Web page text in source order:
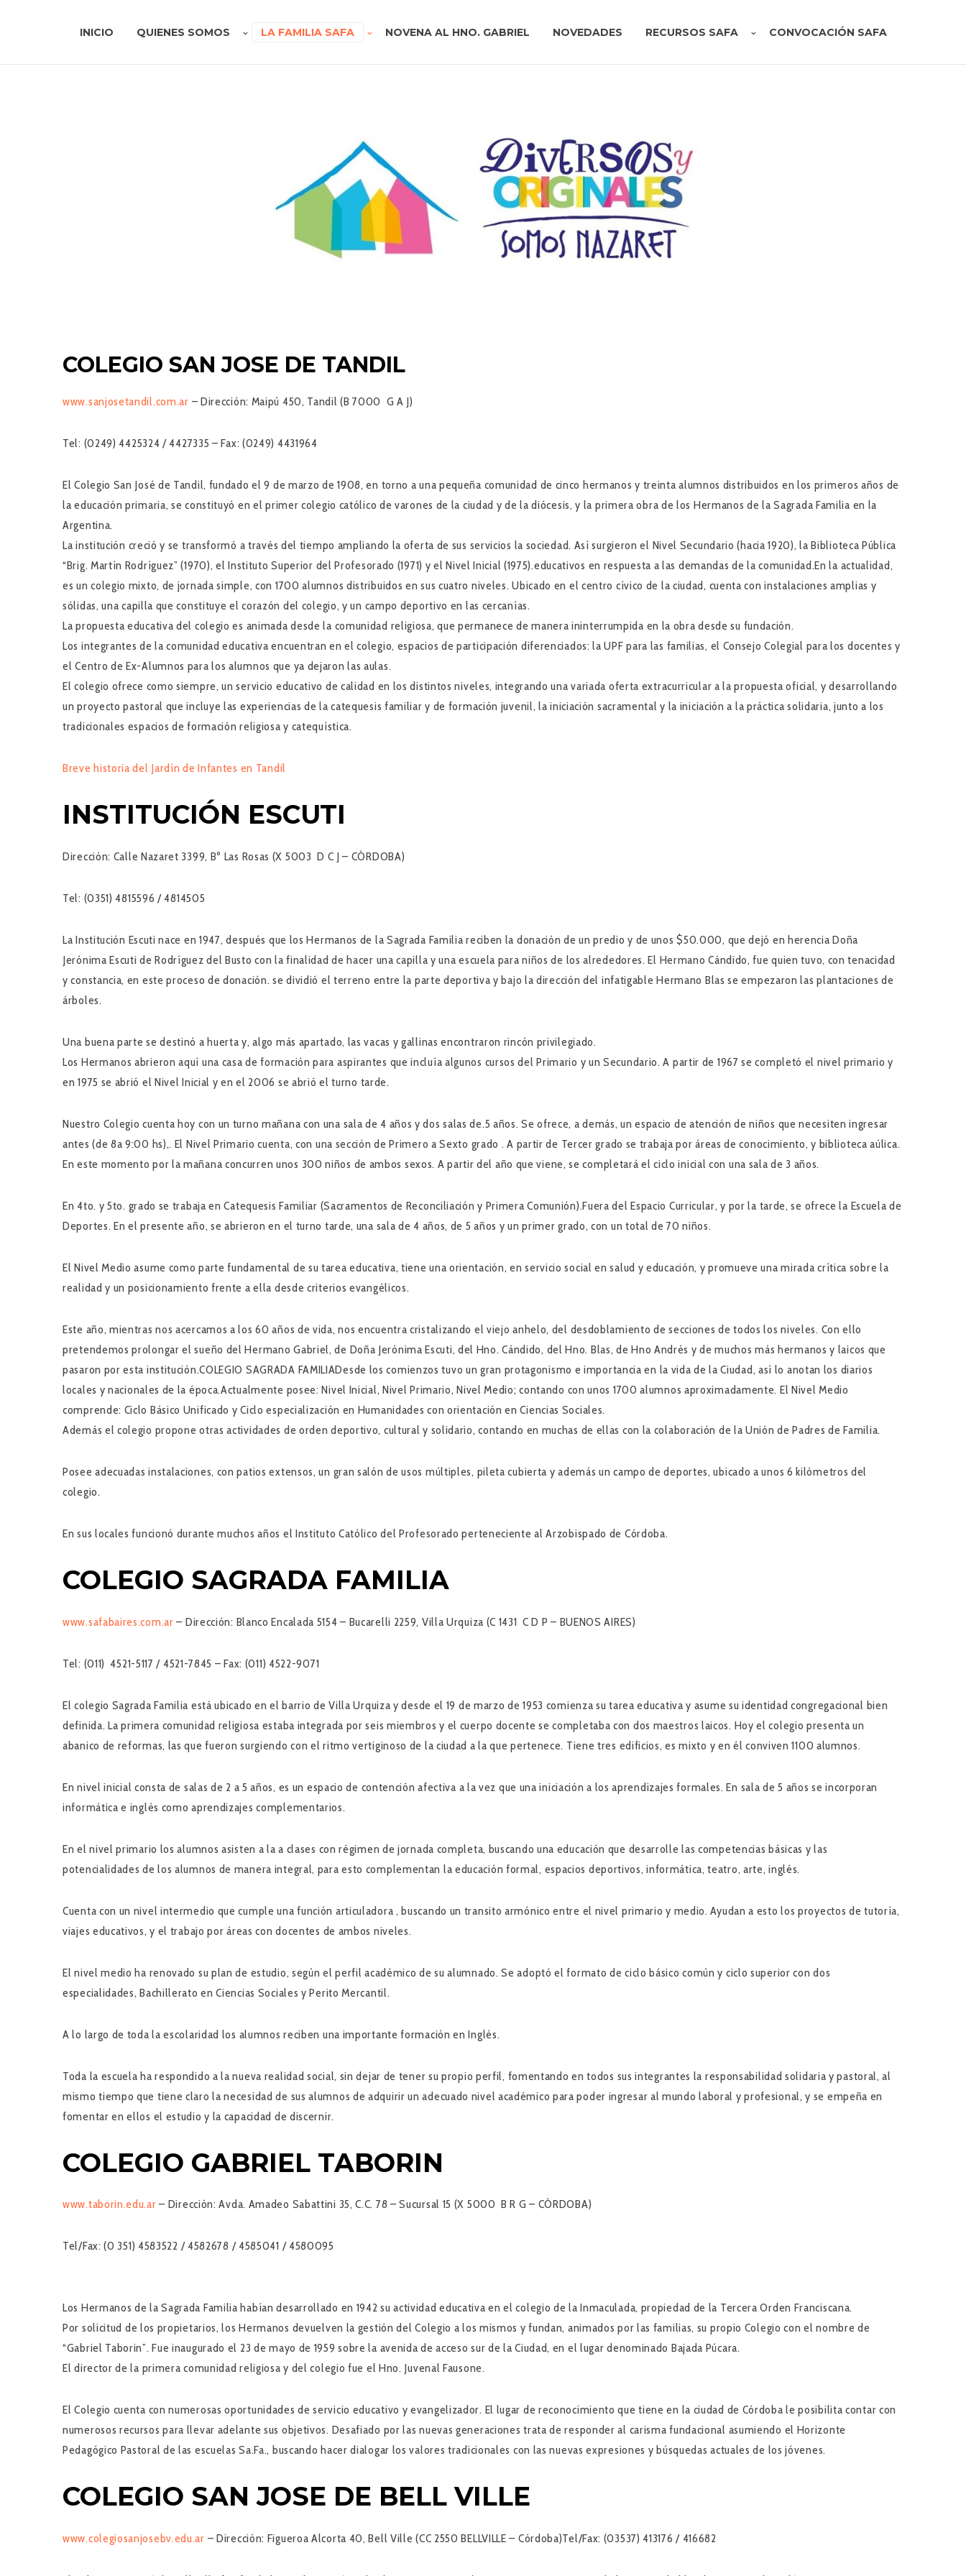
INICIO QUIENES SOMOS LA FAMILIA SAFA NOVENA AL HNO. GABRIEL NOVEDADES RECURSOS SAFA CONVOCACIÓN SAFA
COLEGIO SAN JOSE DE TANDIL
www.sanjosetandil.com.ar – Dirección: Maipú 450, Tandil (B 7000 G A J)
Tel: (0249) 4425324 / 4427335 –Fax: (0249) 4431964
El Colegio San José de Tandil, fundado el 9 de marzo de 1908, en torno a una pequeña comunidad de cinco hermanos y treinta alumnos distribuidos en los primeros años de
la educación primaria, se constituyó en el primer colegio católico de varones de la ciudad y de la diócesis, y la primera obra de los Hermanos de la Sagrada Familia en la
Argentina.
La institución creció y se transformó a través del tiempo ampliando la oferta de sus servicios la sociedad. Así surgieron el Nivel Secundario (hacia 1920), la Biblioteca Pública
“Brig. Martín Rodríguez” (1970), el Instituto Superior del Profesorado (1971) y el Nivel Inicial (1975).educativos en respuesta a las demandas de la comunidad.En la actualidad,
es un colegio mixto, de jornada simple, con 1700 alumnos distribuidos en sus cuatro niveles. Ubicado en el centro cívico de la ciudad, cuenta con instalaciones amplias y
sólidas, una capilla que constituye el corazón del colegio, y un campo deportivo en las cercanías.
La propuesta educativa del colegio es animada desde la comunidad religiosa, que permanece de manera ininterrumpida en la obra desde su fundación.
Los integrantes de la comunidad educativa encuentran en el colegio, espacios de participación diferenciados: la UPF para las familias, el Consejo Colegial para los docentes y
el Centro de Ex-Alumnos para los alumnos que ya dejaron las aulas.
El colegio ofrece como siempre, un servicio educativo de calidad en los distintos niveles, integrando una variada oferta extracurricular a la propuesta oficial, y desarrollando
un proyecto pastoral que incluye las experiencias de la catequesis familiar y de formación juvenil, la iniciación sacramental y la iniciación a la práctica solidaria, junto a los
tradicionales espacios de formación religiosa y catequística.
Breve historia del Jardín de Infantes en Tandil
INSTITUCIÓN ESCUTI
Dirección: Calle Nazaret 3399, Bº Las Rosas (X 5003 D C J – CÓRDOBA)
Tel: (0351) 4815596 / 4814505
La Institución Escuti nace en 1947, después que los Hermanos de la Sagrada Familia reciben la donación de un predio y de unos $50.000, que dejó en herencia Doña
Jerónima Escuti de Rodríguez del Busto con la finalidad de hacer una capilla y una escuela para niños de los alrededores. El Hermano Cándido, fue quien tuvo, con tenacidad
y constancia, en este proceso de donación. se dividió el terreno entre la parte deportiva y bajo la dirección del infatigable Hermano Blas se empezaron las plantaciones de
árboles.
Una buena parte se destinó a huerta y, algo más apartado, las vacas y gallinas encontraron rincón privilegiado.
Los Hermanos abrieron aquí una casa de formación para aspirantes que incluía algunos cursos del Primario y un Secundario. A partir de 1967 se completó el nivel primario y
en 1975 se abrió el Nivel Inicial y en el 2006 se abrió el turno tarde.
Nuestro Colegio cuenta hoy con un turno mañana con una sala de 4 años y dos salas de.5 años. Se ofrece, a demás, un espacio de atención de niños que necesiten ingresar
antes (de 8a 9:00 hs),. El Nivel Primario cuenta, con una sección de Primero a Sexto grado . A partir de Tercer grado se trabaja por áreas de conocimiento, y biblioteca aúlica.
En este momento por la mañana concurren unos 300 niños de ambos sexos. A partir del año que viene, se completará el ciclo inicial con una sala de 3 años.
En 4to. y 5to. grado se trabaja en Catequesis Familiar (Sacramentos de Reconciliación y Primera Comunión).Fuera del Espacio Curricular, y por la tarde, se ofrece la Escuela de
Deportes. En el presente año, se abrieron en el turno tarde, una sala de 4 años, de 5 años y un primer grado, con un total de 70 niños.
El Nivel Medio asume como parte fundamental de su tarea educativa, tiene una orientación, en servicio social en salud y educación, y promueve una mirada crítica sobre la
realidad y un posicionamiento frente a ella desde criterios evangélicos.
Este año, mientras nos acercamos a los 60 años de vida, nos encuentra cristalizando el viejo anhelo, del desdoblamiento de secciones de todos los niveles. Con ello
pretendemos prolongar el sueño del Hermano Gabriel, de Doña Jerónima Escuti, del Hno. Cándido, del Hno. Blas, de Hno Andrés y de muchos más hermanos y laicos que
pasaron por esta institución.COLEGIO SAGRADA FAMILIADesde los comienzos tuvo un gran protagonismo e importancia en la vida de la Ciudad, así lo anotan los diarios
locales y nacionales de la época.Actualmente posee: Nivel Inicial, Nivel Primario, Nivel Medio; contando con unos 1700 alumnos aproximadamente. El Nivel Medio
comprende: Ciclo Básico Unificado y Ciclo especialización en Humanidades con orientación en Ciencias Sociales.
Además el colegio propone otras actividades de orden deportivo, cultural y solidario, contando en muchas de ellas con la colaboración de la Unión de Padres de Familia.
Posee adecuadas instalaciones, con patios extensos, un gran salón de usos múltiples, pileta cubierta y además un campo de deportes, ubicado a unos 6 kilómetros del
colegio.
En sus locales funcionó durante muchos años el Instituto Católico del Profesorado perteneciente al Arzobispado de Córdoba.
COLEGIO SAGRADA FAMILIA
www.safabaires.com.ar – Dirección: Blanco Encalada 5154 – Bucarelli 2259, Villa Urquiza (C 1431 C D P – BUENOS AIRES)
Tel: (011) 4521-5117 / 4521-7845 –Fax: (011) 4522-9071
El colegio Sagrada Familia está ubicado en el barrio de Villa Urquiza y desde el 19 de marzo de 1953 comienza su tarea educativa y asume su identidad congregacional bien
definida. La primera comunidad religiosa estaba integrada por seis miembros y el cuerpo docente se completaba con dos maestros laicos. Hoy el colegio presenta un
abanico de reformas, las que fueron surgiendo con el ritmo vertiginoso de la ciudad a la que pertenece. Tiene tres edificios, es mixto y en él conviven 1100 alumnos.
En nivel inicial consta de salas de 2 a 5 años, es un espacio de contención afectiva a la vez que una iniciación a los aprendizajes formales. En sala de 5 años se incorporan
informática e inglés como aprendizajes complementarios.
En el nivel primario los alumnos asisten a la a clases con régimen de jornada completa, buscando una educación que desarrolle las competencias básicas y las
potencialidades de los alumnos de manera integral, para esto complementan la educación formal, espacios deportivos, informática, teatro, arte, inglés.
Cuenta con un nivel intermedio que cumple una función articuladora , buscando un transito armónico entre el nivel primario y medio. Ayudan a esto los proyectos de tutoría,
viajes educativos, y el trabajo por áreas con docentes de ambos niveles.
El nivel medio ha renovado su plan de estudio, según el perfil académico de su alumnado. Se adoptó el formato de ciclo básico común y ciclo superior con dos
especialidades, Bachillerato en Ciencias Sociales y Perito Mercantil.
A lo largo de toda la escolaridad los alumnos reciben una importante formación en Inglés.
Toda la escuela ha respondido a la nueva realidad social, sin dejar de tener su propio perfil, fomentando en todos sus integrantes la responsabilidad solidaria y pastoral, al
mismo tiempo que tiene claro la necesidad de sus alumnos de adquirir un adecuado nivel académico para poder ingresar al mundo laboral y profesional, y se empeña en
fomentar en ellos el estudio y la capacidad de discernir.
COLEGIO GABRIEL TABORIN
www.taborin.edu.ar – Dirección: Avda. Amadeo Sabattini 35, C.C. 78 – Sucursal 15 (X 5000 B R G – CÓRDOBA)
Tel/Fax: (0 351) 4583522 / 4582678 / 4585041 / 4580095
Los Hermanos de la Sagrada Familia habían desarrollado en 1942 su actividad educativa en el colegio de la Inmaculada, propiedad de la Tercera Orden Franciscana.
Por solicitud de los propietarios, los Hermanos devuelven la gestión del Colegio a los mismos y fundan, animados por las familias, su propio Colegio con el nombre de
“Gabriel Taborin”. Fue inaugurado el 23 de mayo de 1959 sobre la avenida de acceso sur de la Ciudad, en el lugar denominado Bajada Púcara.
El director de la primera comunidad religiosa y del colegio fue el Hno. Juvenal Fausone.
El Colegio cuenta con numerosas oportunidades de servicio educativo y evangelizador. El lugar de reconocimiento que tiene en la ciudad de Córdoba le posibilita contar con
numerosos recursos para llevar adelante sus objetivos. Desafiado por las nuevas generaciones trata de responder al carisma fundacional asumiendo el Horizonte
Pedagógico Pastoral de las escuelas Sa.Fa., buscando hacer dialogar los valores tradicionales con las nuevas expresiones y búsquedas actuales de los jóvenes.
COLEGIO SAN JOSE DE BELL VILLE
www.colegiosanjosebv.edu.ar –Dirección: Figueroa Alcorta 40, Bell Ville (CC 2550 BELLVILLE – Córdoba)Tel/Fax: (03537) 413176 / 416682